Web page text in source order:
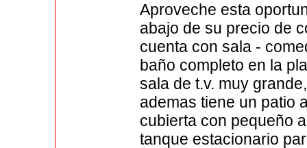
Aproveche esta
abajo de su precio de
cuenta con sala -
baño completo en la
sala de t.v. muy
ademas tiene un patio
cubierta con pequeño
tanque estacionario